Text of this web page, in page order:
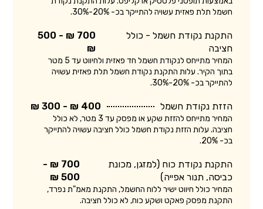
חשמל תלת פאזית עשויה להתייקר בכ- 20%-30%.
התקנת נקודת חשמל - כולל
חציבה
700 ₪ - 500
₪
המחיר מתייחס לנקודת חשמל חד פאזית ולחיווט עד 5 מטר
בתוך הקיר. עלות התקנת נקודת חשמל תלת פאזית עשויה
להתייקר בכ- 20%-30%.
הזזת נקודת חשמל 400 ₪ - 300 ₪
המחיר מתייחס להזזת שקע או מפסק עד 3 מטר, לא כולל
חציבה. עלות הזזת נקודת חשמל כולל חציבה עשויה להתייקר
בכ- 20%.
התקנת נקודת כוח (למזגן, מכונת
כביסה, תנור אפייה)
700 ₪ -
500 ₪
המחיר כולל חיווט ישיר ללוח החשמל, התקנת מאמ"ת נפרד,
התקנת מפסק פאקט ושקע כוח, לא כולל חציבה.